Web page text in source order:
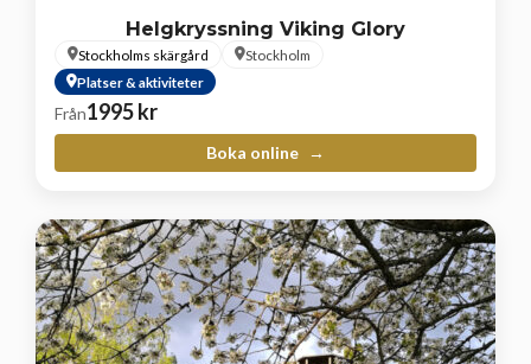
Helgkryssning Viking Glory
Stockholms skärgård
Stockholm
Platser & aktiviteter
Från1995kr
Boka online